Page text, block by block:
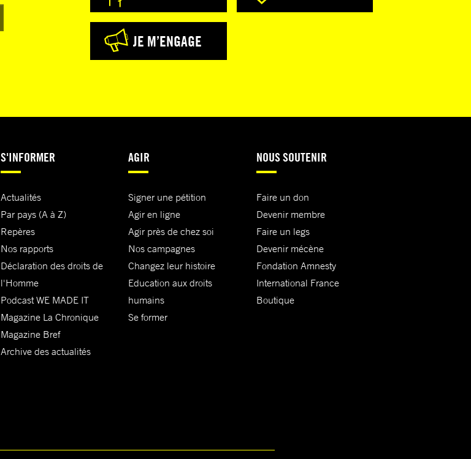
JE M’ENGAGE
S'INFORMER
Actualités
Par pays (A à Z)
Repères
Nos rapports
Déclaration des droits de
l'Homme
Podcast WE MADE IT
Magazine La Chronique
Magazine Bref
Archive des actualités
AGIR
Signer une pétition
Agir en ligne
Agir près de chez soi
Nos campagnes
Changez leur histoire
Education aux droits
humains
Se former
NOUS SOUTENIR
Faire un don
Devenir membre
Faire un legs
Devenir mécène
Fondation Amnesty
International France
Boutique